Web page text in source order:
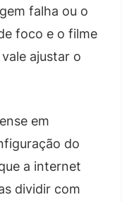
falha ou o
foco e o filme
ajustar o
em
do
a internet
dividir com